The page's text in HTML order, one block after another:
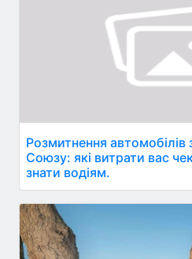
Розмитнення автомобілів
Союзу: які витрати вас
знати водіям.